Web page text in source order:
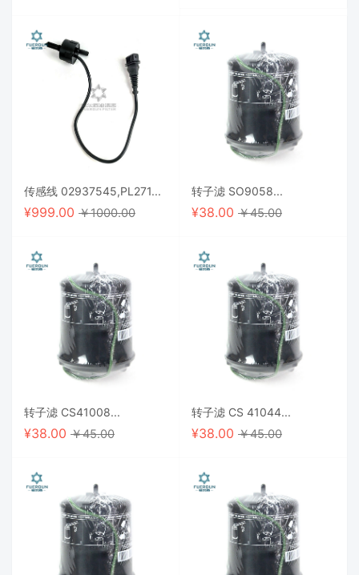
传感线 02937545,PL271...
¥999.00 ￥1000.00
转子滤 SO9058...
¥38.00 ￥45.00
转子滤 CS41008...
¥38.00 ￥45.00
转子滤 CS 41044...
¥38.00 ￥45.00